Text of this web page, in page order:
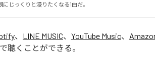
じっくりと浸りたくなる1曲だ。
、 LINE MUSIC、 YouTube Music、
聴くことができる。